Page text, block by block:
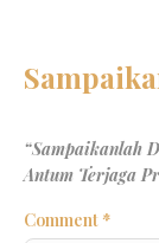
Comment*